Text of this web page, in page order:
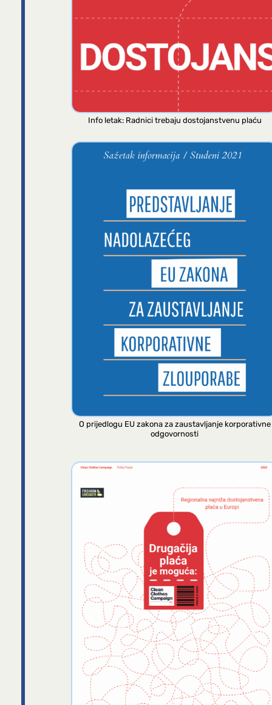
Info letak: Radnici trebaju dostojanstvenu plaću
O prijedlogu EU zakona za zaustavljanje korporativne
odgovornosti